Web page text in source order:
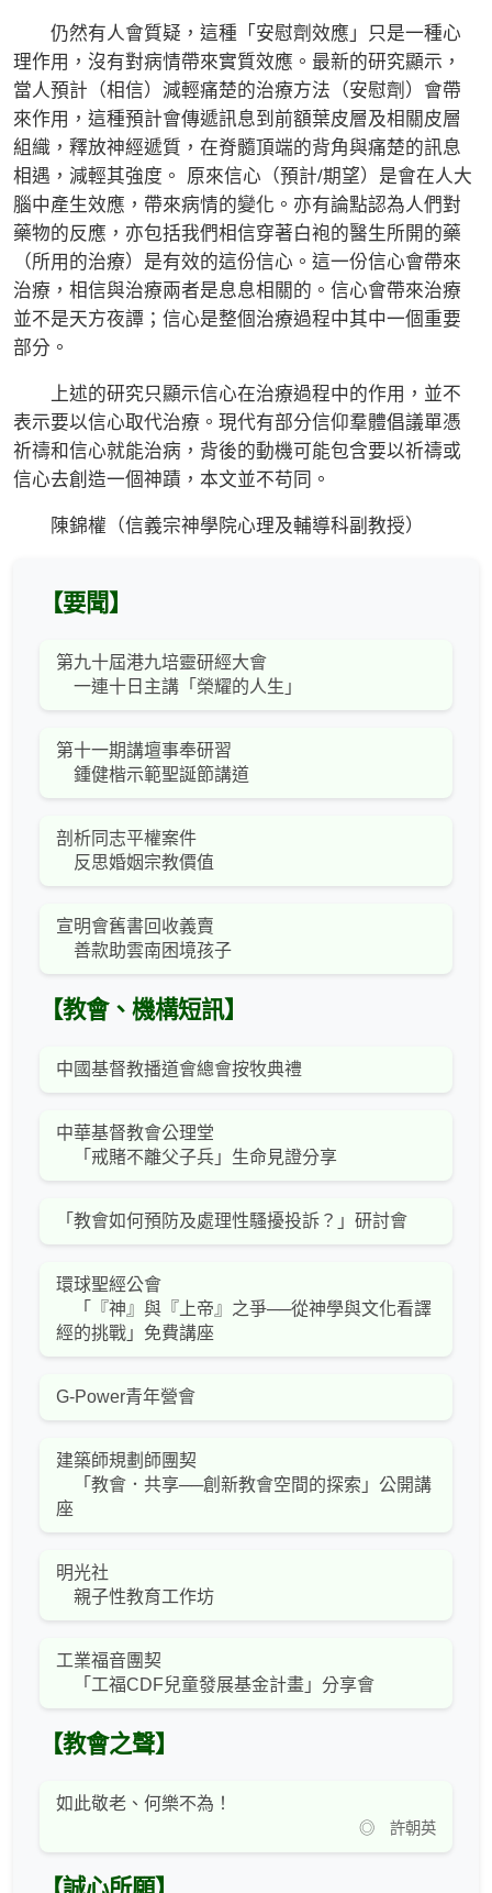
仍然有人會質疑，這種「安慰劑效應」只是一種心
理作用，沒有對病情帶來實質效應。最新的研究顯示，
當人預計（相信）減輕痛楚的治療方法（安慰劑）會帶
來作用，這種預計會傳遞訊息到前額葉皮層及相關皮層
組織，釋放神經遞質，在脊髓頂端的背角與痛楚的訊息
相遇，減輕其強度。 原來信心（預計/期望）是會在人大
腦中產生效應，帶來病情的變化。亦有論點認為人們對
藥物的反應，亦包括我們相信穿著白袍的醫生所開的藥
（所用的治療）是有效的這份信心。這一份信心會帶來
治療，相信與治療兩者是息息相關的。信心會帶來治療
並不是天方夜譚；信心是整個治療過程中其中一個重要
部分。
上述的研究只顯示信心在治療過程中的作用，並不
表示要以信心取代治療。現代有部分信仰羣體倡議單憑
祈禱和信心就能治病，背後的動機可能包含要以祈禱或
信心去創造一個神蹟，本文並不苟同。
陳錦權（信義宗神學院心理及輔導科副教授）
【要聞】
第九十屆港九培靈研經大會
一連十日主講「榮耀的人生」
第十一期講壇事奉研習
鍾健楷示範聖誕節講道
剖析同志平權案件
反思婚姻宗教價值
宣明會舊書回收義賣
善款助雲南困境孩子
【教會、機構短訊】
中國基督教播道會總會按牧典禮
中華基督教會公理堂
「戒賭不離父子兵」生命見證分享
「教會如何預防及處理性騷擾投訴？」研討會
環球聖經公會
「『神』與『上帝』之爭──從神學與文化看譯
經的挑戰」免費講座
G-Power青年營會
建築師規劃師團契
「教會．共享──創新教會空間的探索」公開講
座
明光社
親子性教育工作坊
工業福音團契
「工福CDF兒童發展基金計畫」分享會
【教會之聲】
如此敬老、何樂不為！
◎ 許朝英